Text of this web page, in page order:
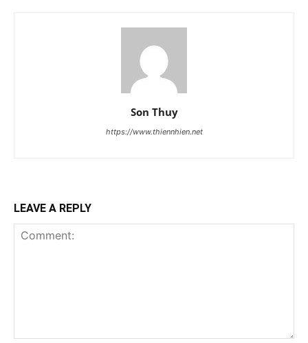
Son Thuy
https://www.thiennhien.net
LEAVE A REPLY